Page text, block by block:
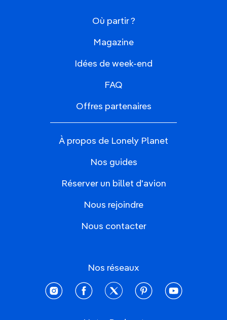
Où partir ?
Magazine
Idées de week-end
FAQ
Offres partenaires
À propos de Lonely Planet
Nos guides
Réserver un billet d'avion
Nous rejoindre
Nous contacter
Nos réseaux
instagramfacebooktwitter pinterestyoutube